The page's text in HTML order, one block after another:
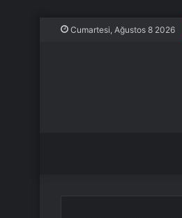
Cumartesi, Ağustos 8 2026